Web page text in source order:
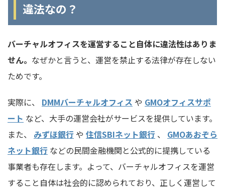
違法なの？
バーチャルオフィスを運営すること自体に違法性はありま
せん。 なぜかと言うと、運営を禁止する法律が存在しない
ためです。
実際に、 DMMバーチャルオフィス や GMOオフィスサポ
ート など、大手の運営会社がサービスを提供しています。
また、
みずほ銀行や 住信SBIネット銀行 、
GMOあおぞら
ネット銀行 などの民間金融機関と公式的に提携している
事業者も存在します。よって、バーチャルオフィスを運営
すること自体は社会的に認められており、正しく運営して